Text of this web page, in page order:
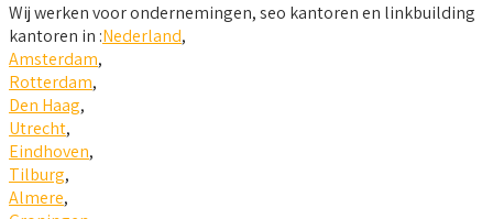
Wij werken voor ondernemingen, seo kantoren en linkbuilding
kantoren in :Nederland,
Amsterdam,
Rotterdam,
Den Haag,
Utrecht,
Eindhoven,
Tilburg,
Almere,